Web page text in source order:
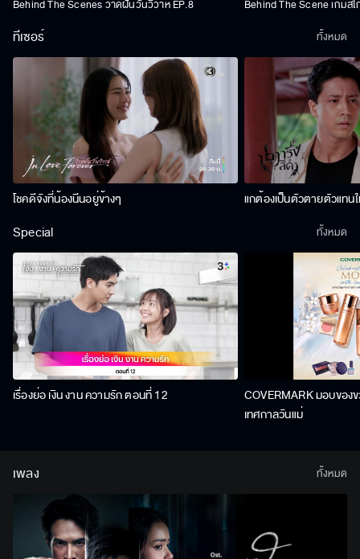
Behind The Scenes วาดฝันวันวิวาห์ EP.8 Behind The Scene เกมส์
ทีเซอร์
โชคดีจังที่น้องนีนอยู่ข้างๆ แกต้องเป็นตัวตายตัวแทน
ทั้งหมด
Special
เรื่องย่อ เงิน งาน ความรัก ตอนที่ 12
COVERMARK มอบขอ
เทศกาลวันแม่
ทั้งหมด
เพลง ทั้งหมด